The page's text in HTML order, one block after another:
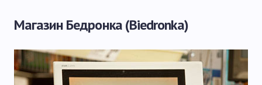
Магазин Бедронка (Biedronka)